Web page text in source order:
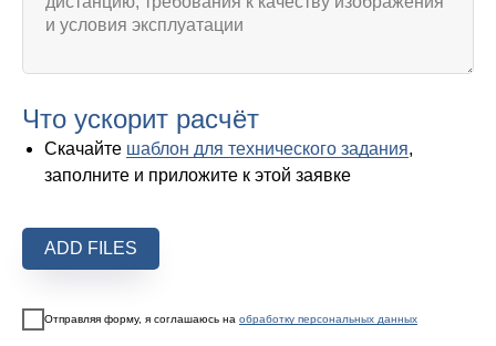
Что ускорит расчёт
Скачайте шаблон для технического задания,
заполните и приложите к этой заявке
ADD FILES
Отправляя форму, я соглашаюсь на обработку персональных данных